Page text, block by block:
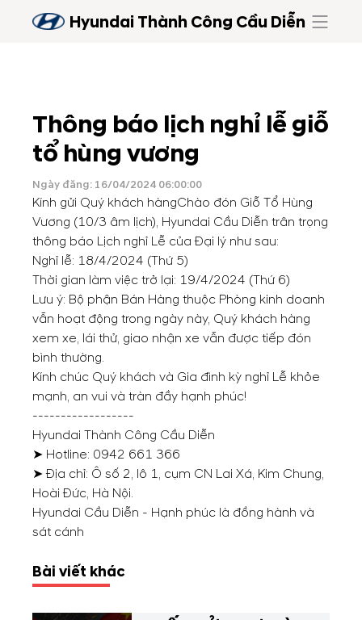
Hyundai Thành Công Cầu Diễn
Thông báo lịch nghỉ lễ giỗ
tổ hùng vương
Ngày đăng: 16/04/2024 06:00:00
Kính gửi Quý khách hàngChào đón Giỗ Tổ Hùng
Vương (10/3 âm lịch), Hyundai Cầu Diễn trân trọng
thông báo Lịch nghỉ Lễ của Đại lý như sau:
Nghỉ lễ: 18/4/2024 (Thứ 5)
Thời gian làm việc trở lại: 19/4/2024 (Thứ 6)
Lưu ý: Bộ phận Bán Hàng thuộc Phòng kinh doanh
vẫn hoạt động trong ngày này, Quý khách hàng
xem xe, lái thử, giao nhận xe vẫn được tiếp đón
bình thường.
Kính chúc Quý khách và Gia đình kỳ nghỉ Lễ khỏe
mạnh, an vui và tràn đầy hạnh phúc!
------------------
Hyundai Thành Công Cầu Diễn
➤ Hotline: 0942 661 366
➤ Địa chỉ: Ô số 2, lô 1, cụm CN Lai Xá, Kim Chung,
Hoài Đức, Hà Nội.
Hyundai Cầu Diễn - Hạnh phúc là đồng hành và
sát cánh
Bài viết khác